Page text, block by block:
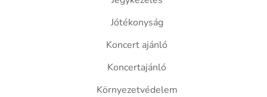
Jótékonyság
Koncert ajánló
Koncertajánló
Környezetvédelem